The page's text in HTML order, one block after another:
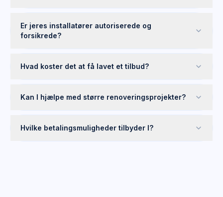
Er jeres installatører autoriserede og
forsikrede?
Hvad koster det at få lavet et tilbud?
Kan I hjælpe med større renoveringsprojekter?
Hvilke betalingsmuligheder tilbyder I?